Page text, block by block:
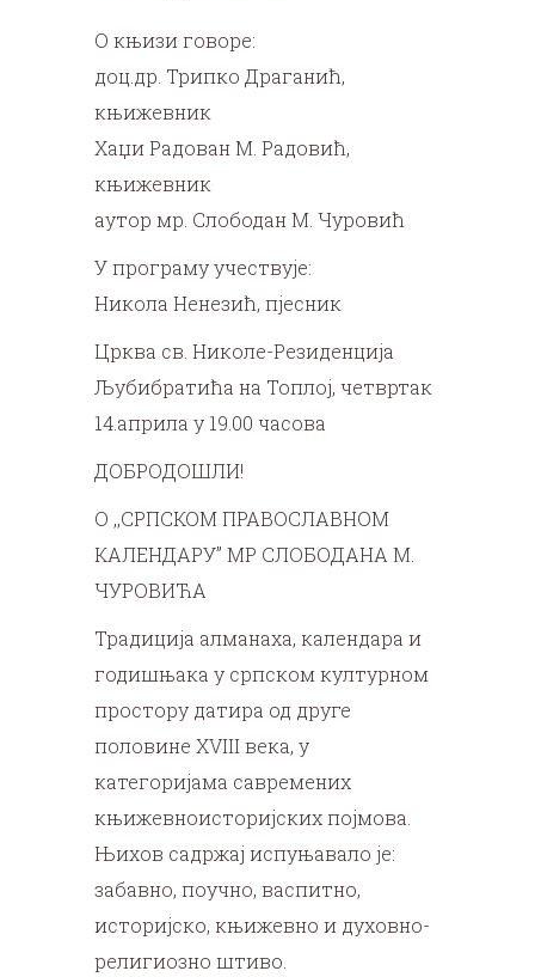
О књизи говоре:
доц.др. Трипко Драганић,
књижевник
Хаџи Радован М. Радовић,
књижевник
аутор мр. Слободан М. Чуровић
У програму учествује:
Никола Ненезић, пјесник
Црква св. Николе-Резиденција
Љубибратића на Топлој, четвртак
14.априла у 19.00 часова
ДОБРОДОШЛИ!
О ,,СРПСКОМ ПРАВОСЛАВНОМ
КАЛЕНДАРУ” МР СЛОБОДАНА М.
ЧУРОВИЋА
Традиција алманаха, календара и
годишњака у српском културном
простору датира од друге
половине XVIII века, у
категоријама савремених
књижевноисторијских појмова.
Њихов садржај испуњавало је:
забавно, поучно, васпитно,
историјско, књижевно и духовно-
религиозно штиво.